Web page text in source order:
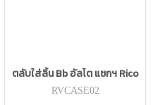
ตลับใส่ลิ้น Bb อัลโต แซกฯ Rico
RVCASE02